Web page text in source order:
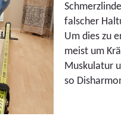
falscher
Um dies zu
meist um
Muskulatur
so